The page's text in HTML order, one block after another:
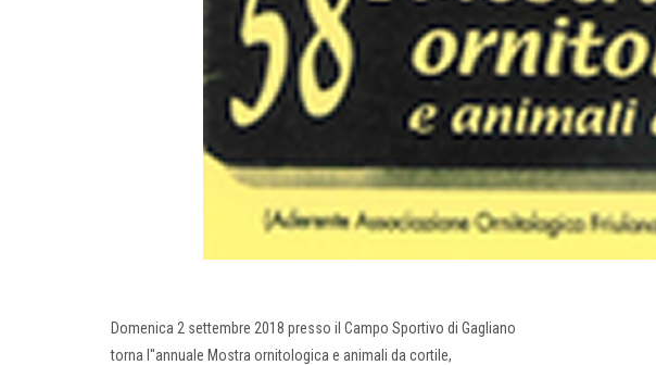
Domenica 2 settembre 2018 presso il Campo Sportivo di Gagliano
torna l''annuale Mostra ornitologica e animali da cortile,